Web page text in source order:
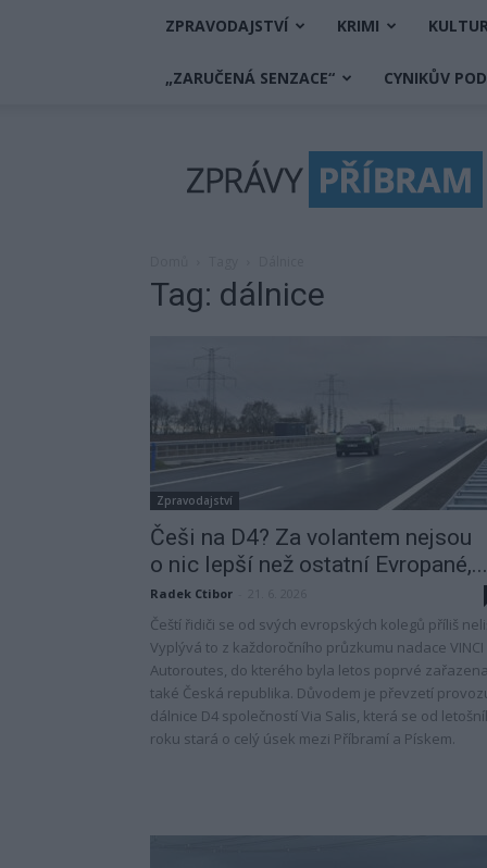
ZPRAVODAJSTVÍ KRIMI
„ZARUČENÁ SENZACE“ CYNIKŮV
Příbram
Tag: dálnice
Zpravodajství
Češi na D4? Za volantem nejsou
o nic lepší než ostatní Evropané,...
Radek Ctibor
Čeští řidiči se od svých evropských kolegů příliš
Vyplývá to z každoročního průzkumu nadace VINCI
Autoroutes, do kterého byla letos poprvé zařazena
také Česká republika. Důvodem je převzetí
dálnice D4 společností Via Salis, která se od
roku stará o celý úsek mezi Příbramí a Pískem.